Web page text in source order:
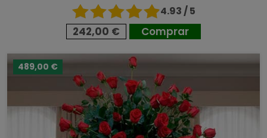
4.93 / 5
242,00 € Comprar
489,00 €